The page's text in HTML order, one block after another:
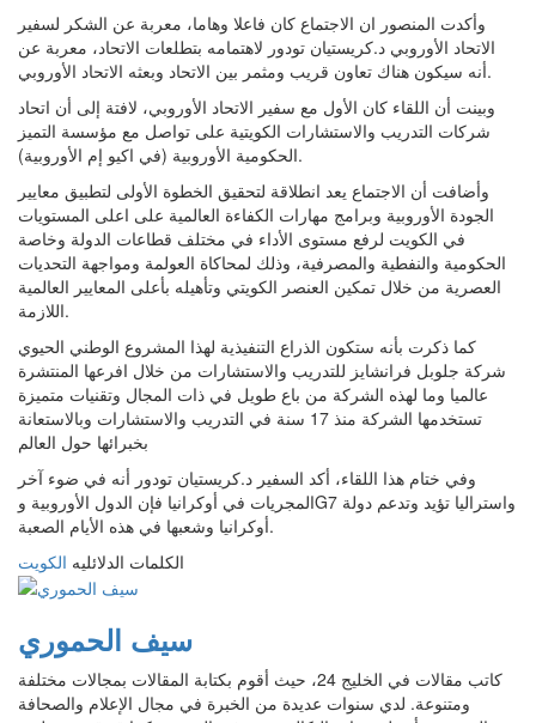
وأكدت المنصور ان الاجتماع كان فاعلا وهاما، معربة عن الشكر لسفير
الاتحاد الأوروبي د.كريستيان تودور لاهتمامه بتطلعات الاتحاد، معربة عن
أنه سيكون هناك تعاون قريب ومثمر بين الاتحاد وبعثه الاتحاد الأوروبي.
وبينت أن اللقاء كان الأول مع سفير الاتحاد الأوروبي، لافتة إلى أن اتحاد
شركات التدريب والاستشارات الكويتية على تواصل مع مؤسسة التميز
الحكومية الأوروبية (في اكيو إم الأوروبية).
وأضافت أن الاجتماع يعد انطلاقة لتحقيق الخطوة الأولى لتطبيق معايير
الجودة الأوروبية وبرامج مهارات الكفاءة العالمية على اعلى المستويات
في الكويت لرفع مستوى الأداء في مختلف قطاعات الدولة وخاصة
الحكومية والنفطية والمصرفية، وذلك لمحاكاة العولمة ومواجهة التحديات
العصرية من خلال تمكين العنصر الكويتي وتأهيله بأعلى المعايير العالمية
اللازمة.
كما ذكرت بأنه ستكون الذراع التنفيذية لهذا المشروع الوطني الحيوي
شركة جلوبل فرانشايز للتدريب والاستشارات من خلال افرعها المنتشرة
عالميا وما لهذه الشركة من باع طويل في ذات المجال وتقنيات متميزة
تستخدمها الشركة منذ 17 سنة في التدريب والاستشارات وبالاستعانة
بخبرائها حول العالم
وفي ختام هذا اللقاء، أكد السفير د.كريستيان تودور أنه في ضوء آخر
المجريات في أوكرانيا فإن الدول الأوروبية وG7 واستراليا تؤيد وتدعم دولة
أوكرانيا وشعبها في هذه الأيام الصعبة.
الكلمات الدلائليه الكويت
سيف الحموري
كاتب مقالات في الخليج 24، حيث أقوم بكتابة المقالات بمجالات مختلفة
ومتنوعة. لدي سنوات عديدة من الخبرة في مجال الإعلام والصحافة